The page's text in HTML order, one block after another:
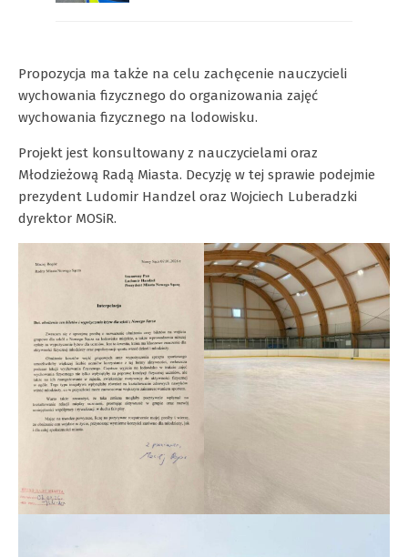
Propozycja ma także na celu zachęcenie nauczycieli
wychowania fizycznego do organizowania zajęć
wychowania fizycznego na lodowisku.
Projekt jest konsultowany z nauczycielami oraz
Młodzieżową Radą Miasta. Decyzję w tej sprawie podejmie
prezydent Ludomir Handzel oraz Wojciech Luberadzki
dyrektor MOSiR.